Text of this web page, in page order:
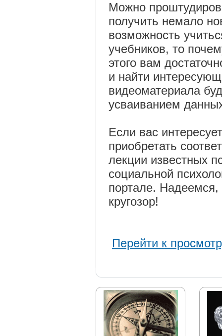
Можно
получить немало
возможность
учебников, то
этого вам
и найти
видеоматериала
усваиванием
Если вас
приобретать
лекции известных
социальной
портале.
кругозор!
Перейти к